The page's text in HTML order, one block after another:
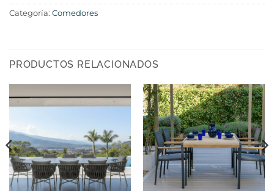
Categoría: Comedores
PRODUCTOS RELACIONADOS